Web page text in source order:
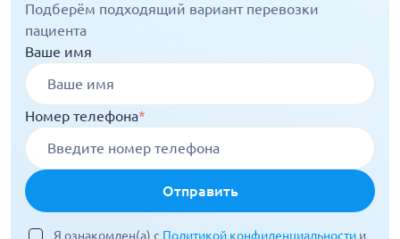
Подберём подходящий вариант перевозки
пациента
Ваше имя
Номер телефона*
Отправить
Я ознакомлен(а) с Политикой конфиденциальности и